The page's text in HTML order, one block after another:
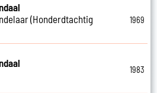
(Honderdtachtig
1969
1983